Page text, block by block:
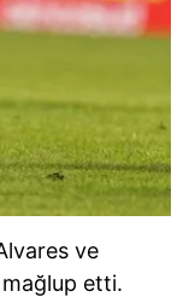
Kanunu uyarınca
ve sitemizde
ilgili bilgi
ve
etti.